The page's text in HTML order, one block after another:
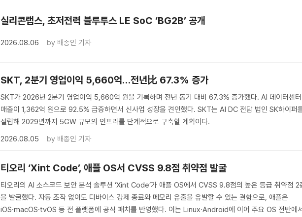
실리콘랩스, 초저전력 블루투스 LE SoC ‘BG2B’ 공개
2026.08.06 by 배종인 기자
SKT, 2분기 영업이익 5,660억…전년比 67.3% 증가
SKT가 2026년 2분기 영업이익 5,660억 원을 기록하며 전년 동기 대비 67.3% 증가했다. AI 데이터센터
매출이 1,362억 원으로 92.5% 급증하면서 신사업 성장을 견인했다. SKT는 AI DC 전담 법인 SK하이퍼
설립해 2029년까지 5GW 규모의 인프라를 단계적으로 구축할 계획이다.
2026.08.05
by 배종인 기자
티오리 ‘Xint Code’, 애플 OS서 CVSS 9.8점 취약점 발굴
티오리의 AI 소스코드 보안 분석 솔루션 ‘Xint Code’가 애플 OS에서 CVSS 9.8점의 높은 등급 취약점 2
을 발굴했다. 자동 조작 없이도 디바이스 강제 종료와 메모리 유출을 유발할 수 있는 결함으로, 애플은
iOS·macOS·tvOS 등 전 플랫폼에 공식 패치를 반영했다. 이는 Linux·Android에 이어 주요 OS 전반에서